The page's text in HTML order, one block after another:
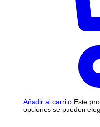
Añadir al carrito Este
opciones se pueden